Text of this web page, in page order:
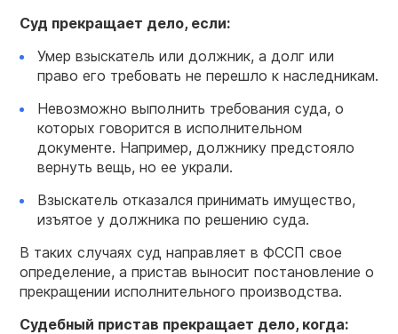
Суд прекращает дело, если:
Умер взыскатель или должник, а долг или
право его требовать не перешло к наследникам.
Невозможно выполнить требования суда, о
которых говорится в исполнительном
документе. Например, должнику предстояло
вернуть вещь, но ее украли.
Взыскатель отказался принимать имущество,
изъятое у должника по решению суда.
В таких случаях суд направляет в ФССП свое
определение, а пристав выносит постановление о
прекращении исполнительного производства.
Судебный пристав прекращает дело, когда: